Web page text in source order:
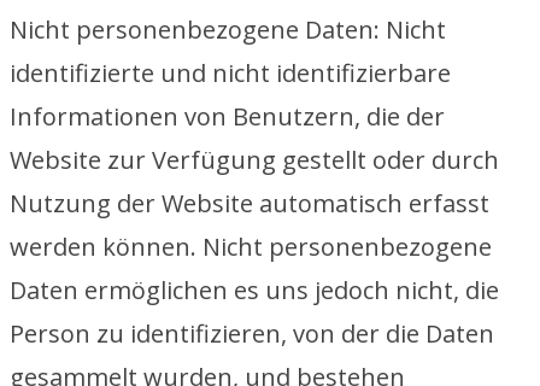
Nicht personenbezogene Daten: Nicht
identifizierte und nicht identifizierbare
Informationen von Benutzern, die der
Website zur Verfügung gestellt oder durch
Nutzung der Website automatisch erfasst
werden können. Nicht personenbezogene
Daten ermöglichen es uns jedoch nicht, die
Person zu identifizieren, von der die Daten
gesammelt wurden, und bestehen